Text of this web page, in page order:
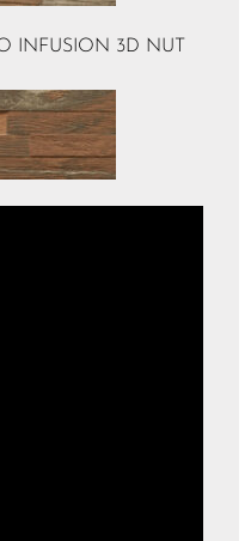
INFUSION 3D NUT